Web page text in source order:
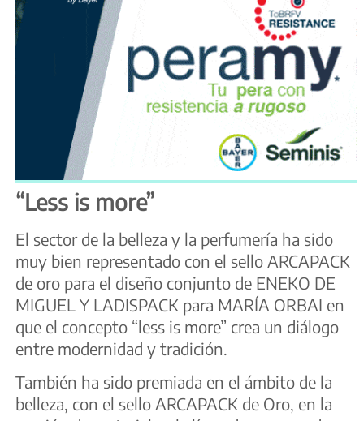
“Less is more”
El sector de la belleza y la perfumería ha sido
muy bien representado con el sello ARCAPACK
de oro para el diseño conjunto de ENEKO DE
MIGUEL Y LADISPACK para MARÍA ORBAI en
que el concepto “less is more” crea un diálogo
entre modernidad y tradición.
También ha sido premiada en el ámbito de la
belleza, con el sello ARCAPACK de Oro, en la